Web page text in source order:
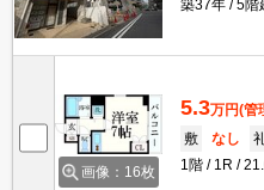
築37年 5階
画像：16枚
5.3万円(管
敷
なし
1階
1R